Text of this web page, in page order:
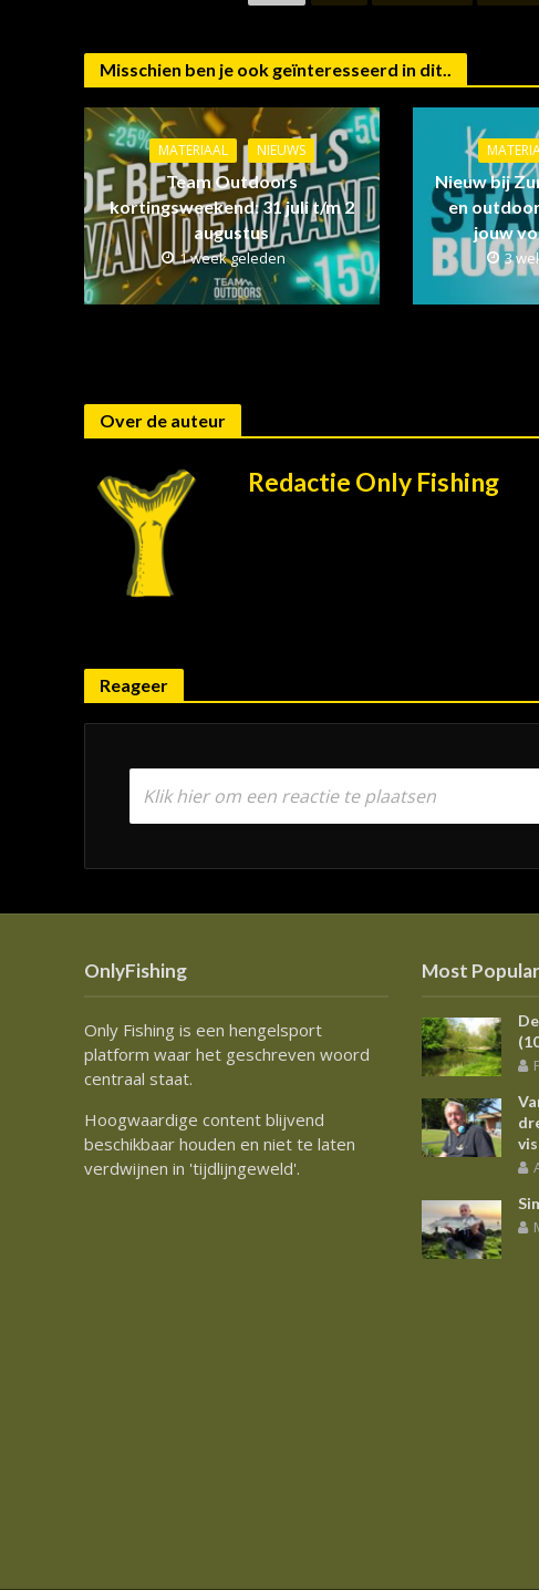
Misschien ben je ook geïnteresseerd in dit..
MATERIAAL NIEUWS
Team Outdoors
kortingsweekend: 31 juli t/m 2
augustus
1 week geleden
Nieuw bij
en
jouw
3
Over de auteur
Redactie Only Fishing
Reageer
Klik hier om een reactie te plaatsen
OnlyFishing
Only Fishing is een hengelsport
platform waar het geschreven woord
centraal staat.
Hoogwaardige content blijvend
beschikbaar houden en niet te laten
verdwijnen in 'tijdlijngeweld'.
Most Popular